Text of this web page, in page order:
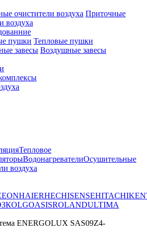
Приточные
воздуха
Тепловые пушки
Воздушные завесы
Тепловое
ВодонагревателиОсушительные
воздуха
HAIERHECHISENSEHITACHI
LGOASISROLANDULTIMA
ENERGOLUX SAS09Z4-